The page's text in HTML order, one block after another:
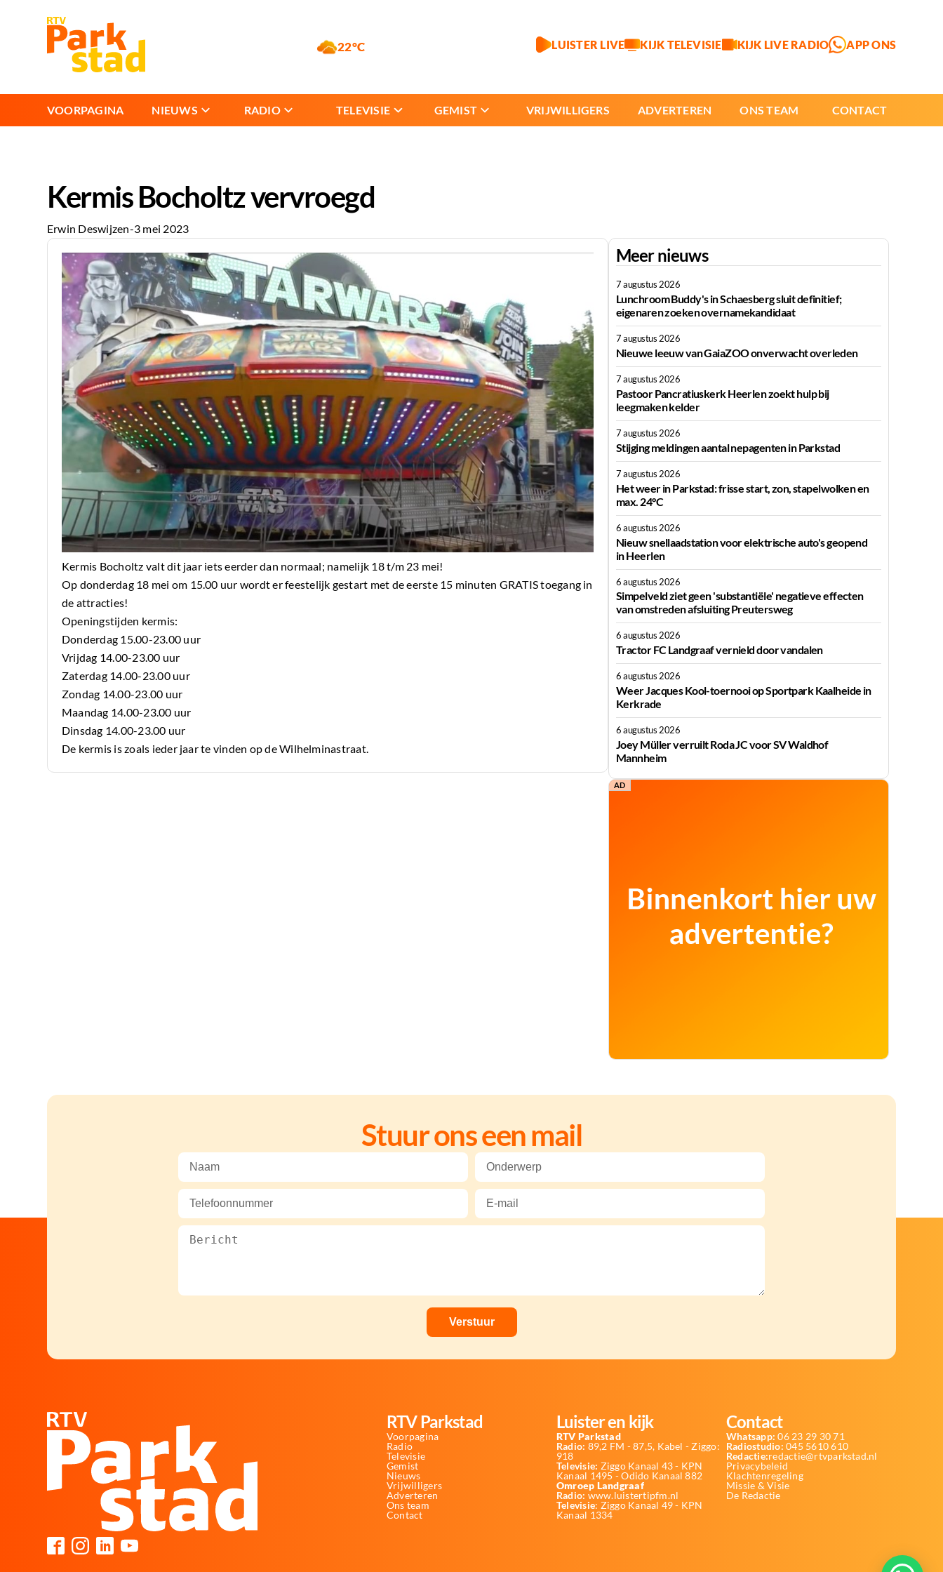
22°C LUISTER LIVE KIJK TELEVISIE KIJK LIVE RADIO APP ONS
VOORPAGINA NIEUWS RADIO TELEVISIE GEMIST VRIJWILLIGERS ADVERTEREN ONS TEAM CONTACT
Kermis Bocholtz vervroegd
Erwin Deswijzen-3 mei 2023
Kermis Bocholtz valt dit jaar iets eerder dan normaal; namelijk 18 t/m 23 mei!
Op donderdag 18 mei om 15.00 uur wordt er feestelijk gestart met de eerste 15 minuten GRATIS toegang in
de attracties!
Openingstijden kermis:
Donderdag 15.00-23.00 uur
Vrijdag 14.00-23.00 uur
Zaterdag 14.00-23.00 uur
Zondag 14.00-23.00 uur
Maandag 14.00-23.00 uur
Dinsdag 14.00-23.00 uur
De kermis is zoals ieder jaar te vinden op de Wilhelminastraat.
Meer nieuws
7 augustus 2026
Lunchroom Buddy's in Schaesberg sluit definitief;
eigenaren zoeken overnamekandidaat
7 augustus 2026
Nieuwe leeuw van GaiaZOO onverwacht overleden
7 augustus 2026
Pastoor Pancratiuskerk Heerlen zoekt hulp bij
leegmaken kelder
7 augustus 2026
Stijging meldingen aantal nepagenten in Parkstad
7 augustus 2026
Het weer in Parkstad: frisse start, zon, stapelwolken en
max. 24°C
6 augustus 2026
Nieuw snellaadstation voor elektrische auto's geopend
in Heerlen
6 augustus 2026
Simpelveld ziet geen 'substantiële' negatieve effecten
van omstreden afsluiting Preutersweg
6 augustus 2026
Tractor FC Landgraaf vernield door vandalen
6 augustus 2026
Weer Jacques Kool-toernooi op Sportpark Kaalheide in
Kerkrade
6 augustus 2026
Joey Müller verruilt Roda JC voor SV Waldhof
Mannheim
AD
Stuur ons een mail
RTV Parkstad
Voorpagina
Radio
Televisie
Gemist
Nieuws
Vrijwilligers
Adverteren
Ons team
Contact
Luister en kijk
RTV Parkstad
Radio: 89,2 FM - 87,5, Kabel - Ziggo:
918
Televisie: Ziggo Kanaal 43 - KPN
Kanaal 1495 - Odido Kanaal 882
Omroep Landgraaf
Radio: www.luistertipfm.nl
Televisie: Ziggo Kanaal 49 - KPN
Kanaal 1334
Contact
Whatsapp: 06 23 29 30 71
Radiostudio: 045 5610 610
Redactie:redactie@rtvparkstad.nl
Privacybeleid
Klachtenregeling
Missie & Visie
De Redactie